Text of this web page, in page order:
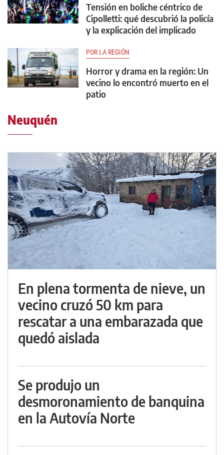
Tensión en boliche céntrico de
Cipolletti: qué descubrió la policía
y la explicación del implicado
POR LA REGIÓN
Horror y drama en la región: Un
vecino lo encontró muerto en el
patio
Neuquén
En plena tormenta de nieve, un
vecino cruzó 50 km para
rescatar a una embarazada que
quedó aislada
Se produjo un
desmoronamiento de banquina
en la Autovía Norte